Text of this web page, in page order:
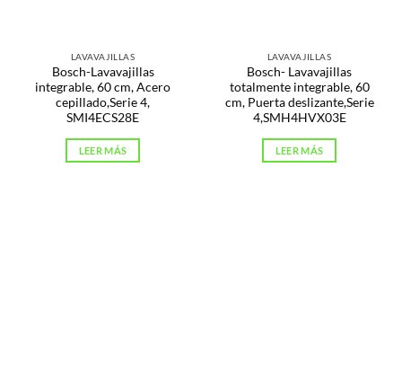
LAVAVAJILLAS
Bosch-Lavavajillas
integrable, 60 cm, Acero
cepillado,Serie 4,
SMI4ECS28E
LEER MÁS
LAVAVAJILLAS
Bosch- Lavavajillas
totalmente integrable, 60
cm, Puerta deslizante,Serie
4,SMH4HVX03E
LEER MÁS